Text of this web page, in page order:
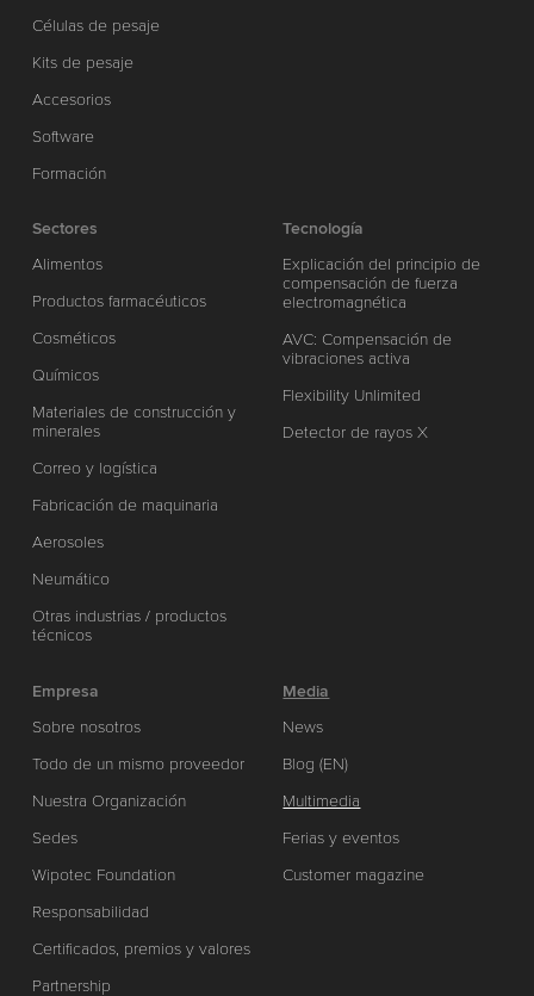
Células de pesaje
Kits de pesaje
Accesorios
Software
Formación
Sectores
Alimentos
Productos farmacéuticos
Cosméticos
Químicos
Materiales de construcción y
minerales
Correo y logística
Fabricación de maquinaria
Aerosoles
Neumático
Otras industrias / productos
técnicos
Tecnología
Explicación del principio de
compensación de fuerza
electromagnética
AVC: Compensación de
vibraciones activa
Flexibility Unlimited
Detector de rayos X
Empresa
Sobre nosotros
Todo de un mismo proveedor
Nuestra Organización
Sedes
Wipotec Foundation
Responsabilidad
Certificados, premios y valores
Partnership
Media
News
Blog (EN)
Multimedia
Ferias y eventos
Customer magazine